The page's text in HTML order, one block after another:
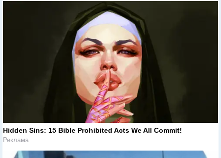
Hidden Sins: 15 Bible Prohibited Acts We All Commit!
Реклама